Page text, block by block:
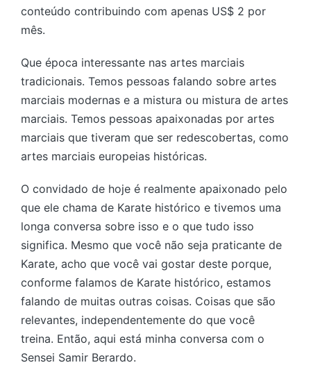
conteúdo contribuindo com apenas US$ 2 por
mês.
Que época interessante nas artes marciais
tradicionais. Temos pessoas falando sobre artes
marciais modernas e a mistura ou mistura de artes
marciais. Temos pessoas apaixonadas por artes
marciais que tiveram que ser redescobertas, como
artes marciais europeias históricas.
O convidado de hoje é realmente apaixonado pelo
que ele chama de Karate histórico e tivemos uma
longa conversa sobre isso e o que tudo isso
significa. Mesmo que você não seja praticante de
Karate, acho que você vai gostar deste porque,
conforme falamos de Karate histórico, estamos
falando de muitas outras coisas. Coisas que são
relevantes, independentemente do que você
treina. Então, aqui está minha conversa com o
Sensei Samir Berardo.